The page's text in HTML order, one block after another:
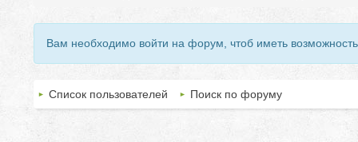
Вам необходимо войти на форум, чтоб иметь
Список пользователей Поиск по форуму